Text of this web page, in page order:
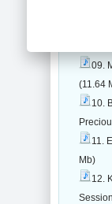
09.
(11.64
10.
11.
Mb)
12.